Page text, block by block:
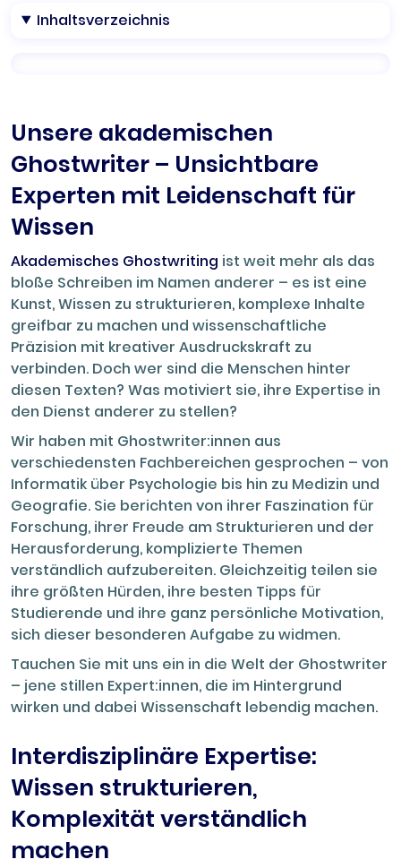
Inhaltsverzeichnis
Unsere akademischen
Ghostwriter – Unsichtbare
Experten mit Leidenschaft für
Wissen
Akademisches Ghostwriting ist weit mehr als das
bloße Schreiben im Namen anderer – es ist eine
Kunst, Wissen zu strukturieren, komplexe Inhalte
greifbar zu machen und wissenschaftliche
Präzision mit kreativer Ausdruckskraft zu
verbinden. Doch wer sind die Menschen hinter
diesen Texten? Was motiviert sie, ihre Expertise in
den Dienst anderer zu stellen?
Wir haben mit Ghostwriter:innen aus
verschiedensten Fachbereichen gesprochen – von
Informatik über Psychologie bis hin zu Medizin und
Geografie. Sie berichten von ihrer Faszination für
Forschung, ihrer Freude am Strukturieren und der
Herausforderung, komplizierte Themen
verständlich aufzubereiten. Gleichzeitig teilen sie
ihre größten Hürden, ihre besten Tipps für
Studierende und ihre ganz persönliche Motivation,
sich dieser besonderen Aufgabe zu widmen.
Tauchen Sie mit uns ein in die Welt der Ghostwriter
– jene stillen Expert:innen, die im Hintergrund
wirken und dabei Wissenschaft lebendig machen.
Interdisziplinäre Expertise:
Wissen strukturieren,
Komplexität verständlich
machen